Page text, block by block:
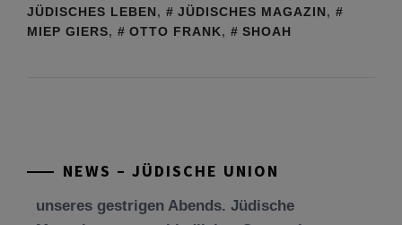
JÜDISCHES LEBEN, JÜDISCHES MAGAZIN,
MIEP GIERS, OTTO FRANK, SHOAH
NEWS – JÜDISCHE UNION
Menschen unterschiedlicher Generationen,